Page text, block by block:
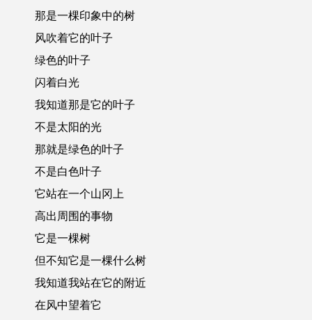
那是一棵印象中的树
风吹着它的叶子
绿色的叶子
闪着白光
我知道那是它的叶子
不是太阳的光
那就是绿色的叶子
不是白色叶子
它站在一个山冈上
高出周围的事物
它是一棵树
但不知它是一棵什么树
我知道我站在它的附近
在风中望着它